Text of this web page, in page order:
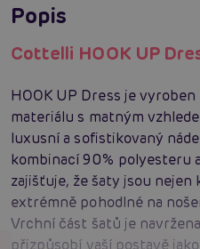
Popis
Cottelli HOOK UP
HOOK UP Dress je
materiálu s matným
luxusní a sofistikovaný
kombinací 90% polyesteru
zajišťuje, že šaty jsou nejen
extrémně pohodlné na
Vrchní část šatů je
přizpůsobí vaší postavě